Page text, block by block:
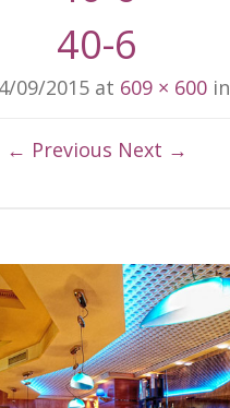
40-6
09/2015at 609 × 600in
← Previous Next →